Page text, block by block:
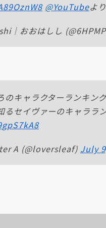
@YouTubeより
｜おおはしし
のキャラクターランキン
るセイヴァーのキャララ
A (@loversleaf) July